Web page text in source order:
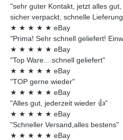
"sehr guter Kontakt, jetzt alles
sicher verpackt, schnelle
★ ★ ★ ★ ★ eBay
"Prima! Sehr schnell geliefert!
★ ★ ★ ★ ★ eBay
"Top Ware....schnell geliefert"
★ ★ ★ ★ ★ eBay
"TOP gerne wieder"
★ ★ ★ ★ ★ eBay
"Alles gut, jederzeit wieder 👍"
★ ★ ★ ★ ★ eBay
"Schneller Versand,alles bestens"
★ ★ ★ ★ ★ eBay